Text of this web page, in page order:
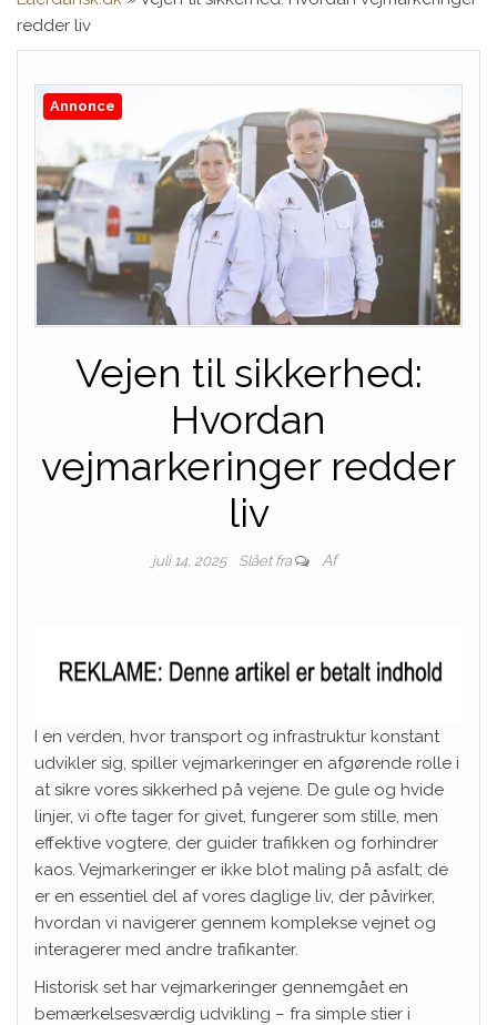
redder liv
Annonce
Vejen til sikkerhed:
Hvordan
vejmarkeringer redder
liv
juli 14, 2025 Slået fra Af
I en verden, hvor transport og infrastruktur konstant
udvikler sig, spiller vejmarkeringer en afgørende rolle i
at sikre vores sikkerhed på vejene. De gule og hvide
linjer, vi ofte tager for givet, fungerer som stille, men
effektive vogtere, der guider trafikken og forhindrer
kaos. Vejmarkeringer er ikke blot maling på asfalt; de
er en essentiel del af vores daglige liv, der påvirker,
hvordan vi navigerer gennem komplekse vejnet og
interagerer med andre trafikanter.
Historisk set har vejmarkeringer gennemgået en
bemærkelsesværdig udvikling – fra simple stier i